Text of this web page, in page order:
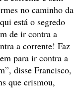
no caminho da
está o segredo
de ir contra a
a corrente! Faz
para ir contra a
disse Francisco,
que crismou,